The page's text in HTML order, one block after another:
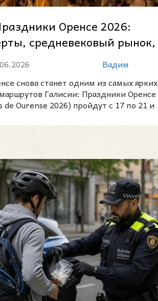
Оренсе 2026:
средневековый рынок,
развлечения и
фейерверк у Р...
Вадим
снова станет одним из самых ярких
Галисии: Праздники Оренсе
de Ourense 2026) пройдут с 17 по 21 и